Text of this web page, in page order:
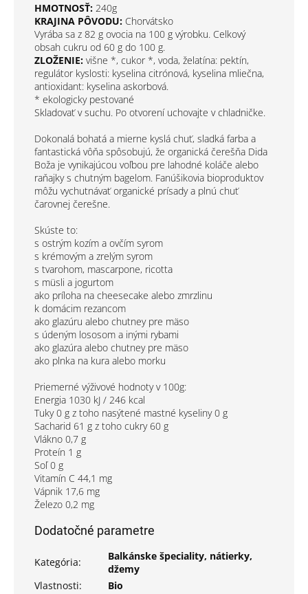
HMOTNOSŤ: 240g
KRAJINA PÔVODU: Chorvátsko
Vyrába sa z 82 g ovocia na 100 g výrobku. Celkový
obsah cukru od 60 g do 100 g.
ZLOŽENIE: višne *, cukor *, voda, želatína: pektín,
regulátor kyslosti: kyselina citrónová, kyselina mliečna,
antioxidant: kyselina askorbová.
* ekologicky pestované
Skladovať v suchu. Po otvorení uchovajte v chladničke.
Dokonalá bohatá a mierne kyslá chuť, sladká farba a
fantastická vôňa spôsobujú, že organická čerešňa Dida
Boža je vynikajúcou voľbou pre lahodné koláče alebo
raňajky s chutným bagelom. Fanúšikovia bioproduktov
môžu vychutnávať organické prísady a plnú chuť
čarovnej čerešne.
Skúste to:
s ostrým kozím a ovčím syrom
s krémovým a zrelým syrom
s tvarohom, mascarpone, ricotta
s müsli a jogurtom
ako príloha na cheesecake alebo zmrzlinu
k domácim rezancom
ako glazúru alebo chutney pre mäso
s údeným lososom a inými rybami
ako glazúra alebo chutney pre mäso
ako plnka na kura alebo morku
Priemerné výživové hodnoty v 100g:
Energia 1030 kJ / 246 kcal
Tuky 0 g z toho nasýtené mastné kyseliny 0 g
Sacharid 61 g z toho cukry 60 g
Vlákno 0,7 g
Proteín 1 g
Soľ 0 g
Vitamín C 44,1 mg
Vápnik 17,6 mg
Železo 0,2 mg
Dodatočné parametre
Kategória:
Balkánske špeciality, nátierky,
džemy
Vlastnosti:
Bio